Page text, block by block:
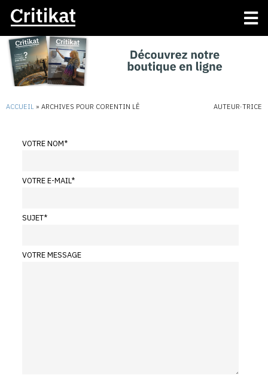
ACCUEIL » ARCHIVES POUR CORENTIN LÊ AUTEUR·TRICE
VOTRE NOM*
VOTRE E-MAIL*
SUJET*
VOTRE MESSAGE